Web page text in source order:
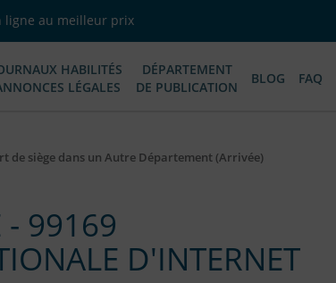
ligne au meilleur prix
HABILITÉS
LÉGALES
DÉPARTEMENT
DE PUBLICATION
BLOG FAQ
de siège dans un Autre Département (Arrivée)
- 99169
D'INTERNET